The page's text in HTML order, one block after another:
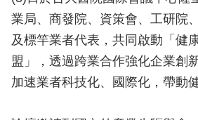
業局、商發院、資策會、工研院
及標竿業者代表，共同啟動「健
盟」，透過跨業合作強化企業創
加速業者科技化、國際化，帶動